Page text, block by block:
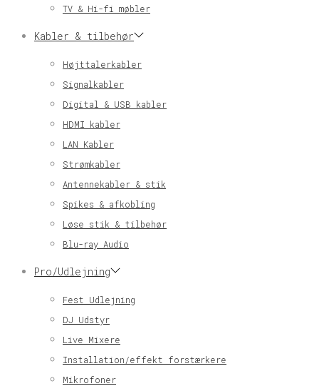
TV & Hi-fi møbler
Kabler & tilbehør
Højttalerkabler
Signalkabler
Digital & USB kabler
HDMI kabler
LAN Kabler
Strømkabler
Antennekabler & stik
Spikes & afkobling
Løse stik & tilbehør
Blu-ray Audio
Pro/Udlejning
Fest Udlejning
DJ Udstyr
Live Mixere
Installation/effekt forstærkere
Mikrofoner